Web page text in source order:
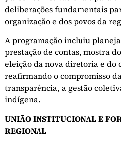
deliberações fundamentais
organização e dos povos da
A programação incluiu
prestação de contas, mostra
eleição da nova diretoria e do
reafirmando o compromisso
transparência, a gestão
indígena.
UNIÃO INSTITUCIONAL E
REGIONAL